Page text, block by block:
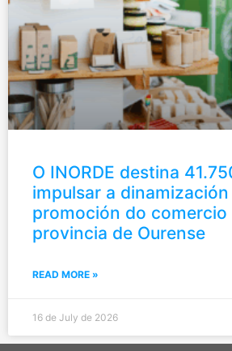
O INORDE destina
impulsar a dinamización
promoción do comercio
provincia de Ourense
READ MORE »
16 de July de 2026